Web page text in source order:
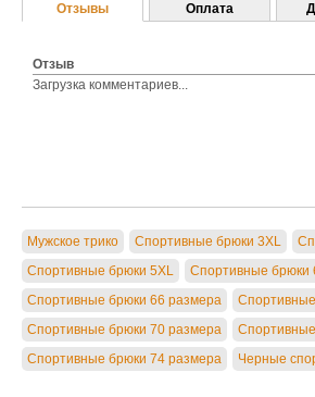
Отзывы
Отзыв
Загрузка комментариев...
Оплата
Мужское трико Спортивные брюки 3XL
Спортивные брюки 5XL
Спортивные брюки
Спортивные брюки 66 размера
Спортивные брюки 70 размера
Спортивные брюки 74 размера
Черные